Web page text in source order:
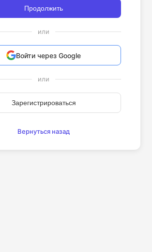
Продолжить
или
Войти через Google
или
Зарегистрироваться
Вернуться назад